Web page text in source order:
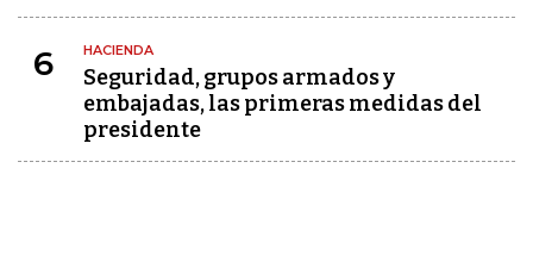
6 HACIENDA
Seguridad, grupos armados y
embajadas, las primeras medidas del
presidente